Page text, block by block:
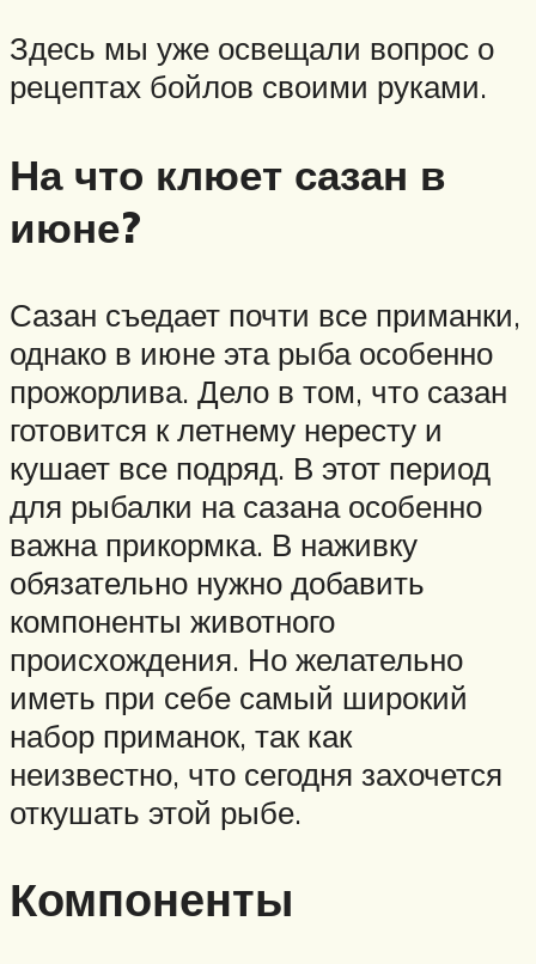
Здесь мы уже освещали вопрос о
рецептах бойлов своими руками.
На что клюет сазан в
июне?
Сазан съедает почти все приманки,
однако в июне эта рыба особенно
прожорлива. Дело в том, что сазан
готовится к летнему нересту и
кушает все подряд. В этот период
для рыбалки на сазана особенно
важна прикормка. В наживку
обязательно нужно добавить
компоненты животного
происхождения. Но желательно
иметь при себе самый широкий
набор приманок, так как
неизвестно, что сегодня захочется
откушать этой рыбе.
Компоненты